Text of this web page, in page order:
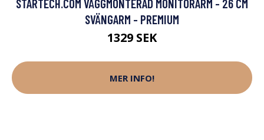
STARTECH.COM VÄGGMONTERAD MONITORARM - 26 CM
SVÄNGARM - PREMIUM
1329 SEK
MER INFO!